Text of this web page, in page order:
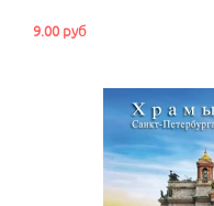
9.00 руб